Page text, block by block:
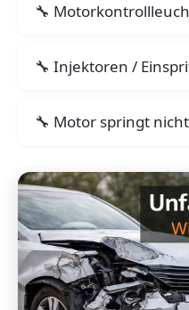
Injektoren /
Motor springt